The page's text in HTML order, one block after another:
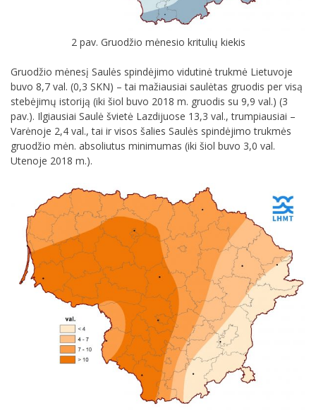
2 pav. Gruodžio mėnesio kritulių kiekis
Gruodžio mėnesį Saulės spindėjimo vidutinė trukmė Lietuvoje
buvo 8,7 val. (0,3 SKN) – tai mažiausiai saulėtas gruodis per visą
stebėjimų istoriją (iki šiol buvo 2018 m. gruodis su 9,9 val.) (3
pav.). Ilgiausiai Saulė švietė Lazdijuose 13,3 val., trumpiausiai –
Varėnoje 2,4 val., tai ir visos šalies Saulės spindėjimo trukmės
gruodžio mėn. absoliutus minimumas (iki šiol buvo 3,0 val.
Utenoje 2018 m.).